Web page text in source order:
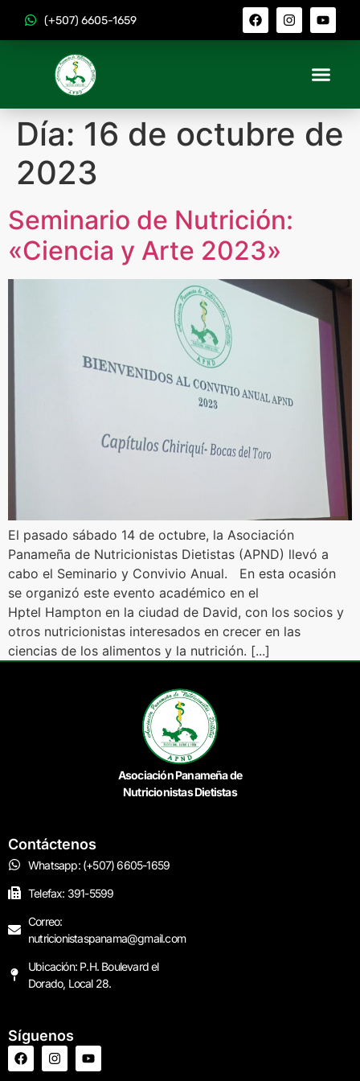
(+507) 6605-1659
Día: 16 de octubre de
2023
Seminario de Nutrición:
«Ciencia y Arte 2023»
El pasado sábado 14 de octubre, la Asociación
Panameña de Nutricionistas Dietistas (APND) llevó a
cabo el Seminario y Convivio Anual. En esta ocasión
se organizó este evento académico en el
Hptel Hampton en la ciudad de David, con los socios y
otros nutricionistas interesados en crecer en las
ciencias de los alimentos y la nutrición. [...]
Asociación Panameña de
Nutricionistas Dietistas
Contáctenos
Whatsapp: (+507) 6605-1659
Telefax: 391-5599
Correo:
nutricionistaspanama@gmail.com
Ubicación: P.H. Boulevard el
Dorado, Local 28.
Síguenos